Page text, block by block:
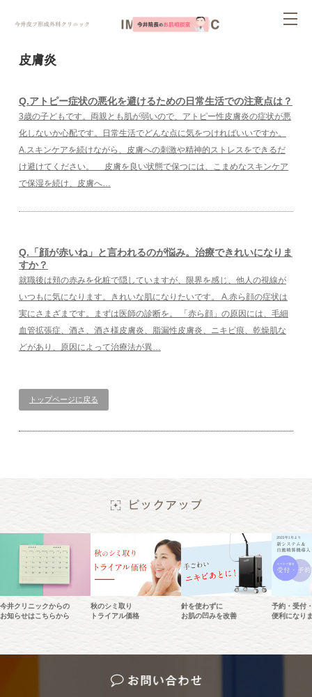
皮膚炎
Q.アトピー症状の悪化を避けるための日常生活での注意点は？
3歳の子どもです。両親とも肌が弱いので、アトピー性皮膚炎の症状が悪
化しないか心配です。日常生活でどんな点に気をつければいいですか。
A.スキンケアを続けながら、皮膚への刺激や精神的ストレスをできるだ
け避けてください。 皮膚を良い状態で保つには、こまめなスキンケア
で保湿を続け、皮膚へ…
Q.「顔が赤いね」と言われるのが悩み。治療できれいになりま
すか？
就職後は頬の赤みを化粧で隠していますが、限界を感じ、他人の視線が
いつもに気になります。きれいな肌になりたいです。 A.赤ら顔の症状は
実にさまざまです。まずは医師の診断を。 「赤ら顔」の原因には、毛細
血管拡張症、酒さ、酒さ様皮膚炎、脂漏性皮膚炎、ニキビ痕、乾燥肌な
どがあり、原因によって治療法が異…
トップページに戻る
今井クリニックからの
お知らせはこちらから
秋のシミ取り
トライアル価格
針を使わずに
お肌の凹みを改善
予約・受付
便利になり